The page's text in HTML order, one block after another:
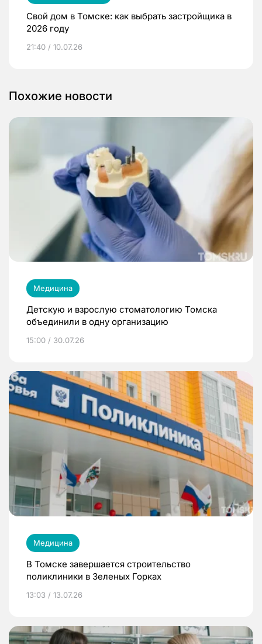
Свой дом в Томске: как выбрать застройщика в
2026 году
21:40 / 10.07.26
Похожие новости
Медицина
Детскую и взрослую стоматологию Томска
объединили в одну организацию
15:00 / 30.07.26
Медицина
В Томске завершается строительство
поликлиники в Зеленых Горках
13:03 / 13.07.26